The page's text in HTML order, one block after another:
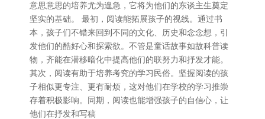
意思意思的培养尤为遑急，它将为他们的东谈主生奠定
坚实的基础。 最初，阅读能拓展孩子的视线。通过书
本，孩子们不错来回到不同的文化、历史和念念想，引
发他们的酷好心和探索欲。不管是童话故事如故科普读
物，齐能在潜移暗化中提高他们的联努力和抒发才能。
其次，阅读有助于培养考究的学习民俗。坚握阅读的孩
子相似更专注、更有耐烦，这对他们在学校的学习推崇
存着积极影响。同期，阅读也能增强孩子的自信心，让
他们在抒发和写稿